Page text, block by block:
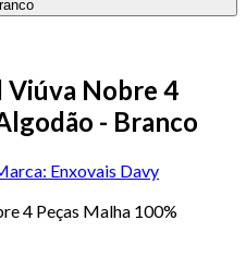
Viúva Nobre 4
- Branco
Enxovais Davy
4 Peças Malha 100%